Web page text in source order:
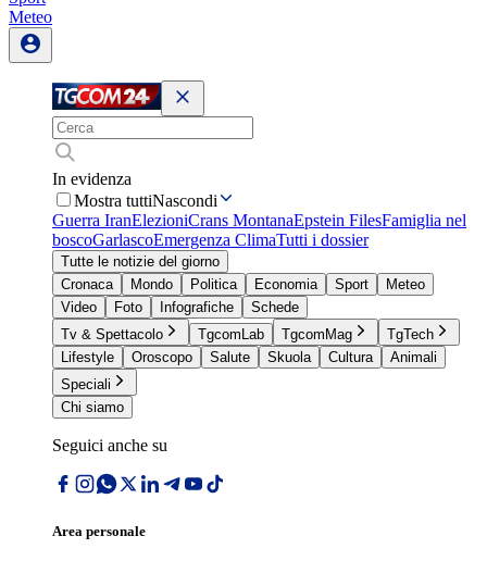
Meteo
In evidenza
Mostra tuttiNascondi
Guerra IranElezioniCrans MontanaEpstein FilesFamiglia nel
boscoGarlascoEmergenza ClimaTutti i dossier
Tutte le notizie del giorno
Cronaca
Mondo Politica Economia Sport
Meteo
Video
Foto Infografiche
Schede
Tv & Spettacolo
TgcomLab TgcomMag
TgTech
Lifestyle
Oroscopo Salute Skuola Cultura
Animali
Speciali
Chi siamo
Seguici anche su
Area personale